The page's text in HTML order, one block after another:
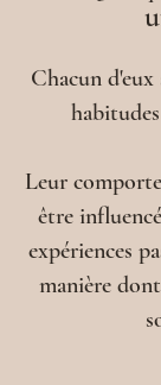
Chacun d'eux
Leur
être
expériences
manière